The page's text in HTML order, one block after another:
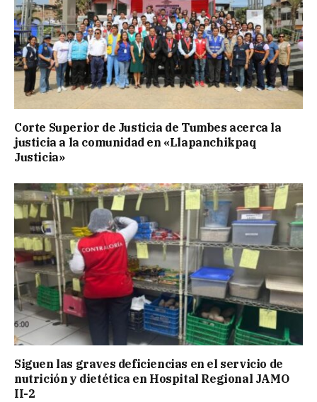
Corte Superior de Justicia de Tumbes acerca la
justicia a la comunidad en «Llapanchikpaq
Justicia»
Siguen las graves deficiencias en el servicio de
nutrición y dietética en Hospital Regional JAMO
II-2